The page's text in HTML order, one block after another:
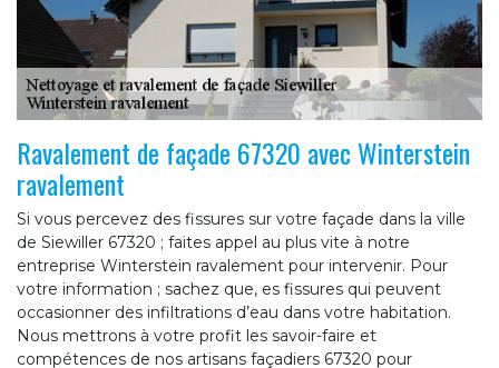
Ravalement de façade 67320 avec Winterstein
ravalement
Si vous percevez des fissures sur votre façade dans la ville
de Siewiller 67320 ; faites appel au plus vite à notre
entreprise Winterstein ravalement pour intervenir. Pour
votre information ; sachez que, es fissures qui peuvent
occasionner des infiltrations d’eau dans votre habitation.
Nous mettrons à votre profit les savoir-faire et
compétences de nos artisans façadiers 67320 pour